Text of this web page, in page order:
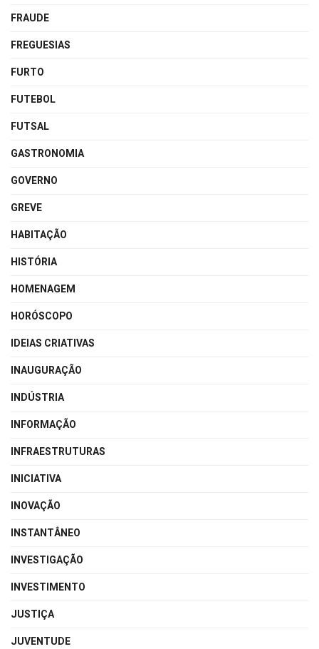
FRAUDE
FREGUESIAS
FURTO
FUTEBOL
FUTSAL
GASTRONOMIA
GOVERNO
GREVE
HABITAÇÃO
HISTÓRIA
HOMENAGEM
HORÓSCOPO
IDEIAS CRIATIVAS
INAUGURAÇÃO
INDÚSTRIA
INFORMAÇÃO
INFRAESTRUTURAS
INICIATIVA
INOVAÇÃO
INSTANTÂNEO
INVESTIGAÇÃO
INVESTIMENTO
JUSTIÇA
JUVENTUDE